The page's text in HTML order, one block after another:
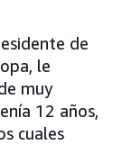
de
le
muy
12 años,
cuales